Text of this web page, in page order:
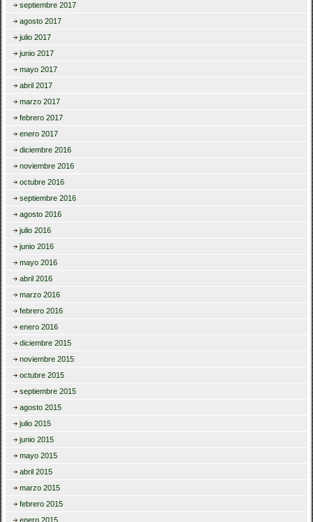
septiembre 2017
agosto 2017
julio 2017
junio 2017
mayo 2017
abril 2017
marzo 2017
febrero 2017
enero 2017
diciembre 2016
noviembre 2016
octubre 2016
septiembre 2016
agosto 2016
julio 2016
junio 2016
mayo 2016
abril 2016
marzo 2016
febrero 2016
enero 2016
diciembre 2015
noviembre 2015
octubre 2015
septiembre 2015
agosto 2015
julio 2015
junio 2015
mayo 2015
abril 2015
marzo 2015
febrero 2015
enero 2015